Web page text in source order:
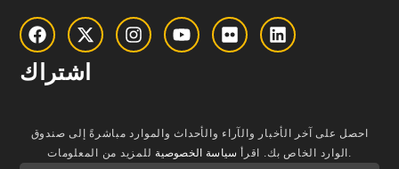
اشتراك
احصل على آخر الأخبار والآراء والأحداث والموارد مباشرةً إلى صندوق
الوارد الخاص بك.
اقرأ سياسة الخصوصية للمزيد من المعلومات.